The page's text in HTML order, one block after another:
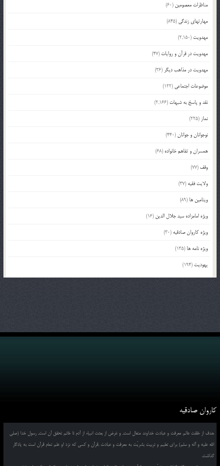
مناظرات معصومین (60)
مهارتهای زندگی (845)
مهدویت (2,150)
مهدویت در قرآن و روایات (47)
مهدویت در مذاهب دیگر (36)
موضوعات اجتماعی (122)
نقد و پاسخ به شبهات (2,166)
نماز (225)
نوجوانان و جوانان(440)
همسران و تفاهم خانواده (68)
وقف (77)
ولایت فقیه (37)
ویتامین ها (89)
ویژه امامزاده سید جلال الدین (16)
ویژه کاروان صادقیه (30)
ویژه نامه ها (135)
یهودیت (194)
کاروان صادقیه
هدف از خلقت عالم معرفت و عبادت خداوند متعال است, و غرض از بعثت انبیاء از آدم تا خاتم تحقق آن است, رسول خدا (صلی
الله علیه و آله و سلم) برای تعلیم و تربیت بشریّت به معرفت و عبادت ,قرآن و کسی که نزد او علم تمام قرآن است به یادگار
گذاشت.